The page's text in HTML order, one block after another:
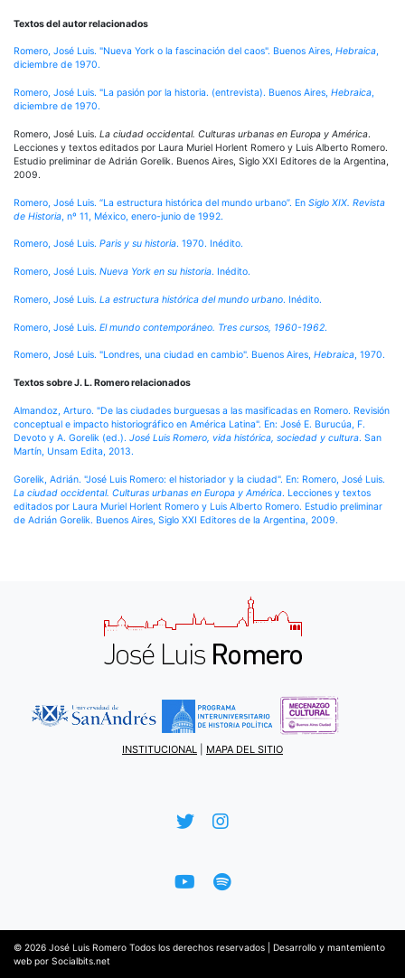
Textos del autor relacionados
Romero, José Luis. "Nueva York o la fascinación del caos". Buenos Aires, Hebraica,
diciembre de 1970.
Romero, José Luis. "La pasión por la historia. (entrevista). Buenos Aires, Hebraica,
diciembre de 1970.
Romero, José Luis. La ciudad occidental. Culturas urbanas en Europa y América.
Lecciones y textos editados por Laura Muriel Horlent Romero y Luis Alberto Romero.
Estudio preliminar de Adrián Gorelik. Buenos Aires, Siglo XXI Editores de la Argentina,
2009.
Romero, José Luis. “La estructura histórica del mundo urbano”. En Siglo XIX. Revista
de Historia , nº 11, México, enero-junio de 1992.
Romero, José Luis. Paris y su historia. 1970. Inédito.
Romero, José Luis. Nueva York en su historia. Inédito.
Romero, José Luis. La estructura histórica del mundo urbano. Inédito.
Romero, José Luis. El mundo contemporáneo. Tres cursos, 1960-1962.
Romero, José Luis. "Londres, una ciudad en cambio". Buenos Aires, Hebraica, 1970.
Textos sobre J. L. Romero relacionados
Almandoz, Arturo. "De las ciudades burguesas a las masificadas en Romero. Revisión
conceptual e impacto historiográfico en América Latina". En: José E. Burucúa, F.
Devoto y A. Gorelik (ed.). José Luis Romero, vida histórica, sociedad y cultura. San
Martín, Unsam Edita, 2013.
Gorelik, Adrián. "José Luis Romero: el historiador y la ciudad". En: Romero, José Luis.
La ciudad occidental. Culturas urbanas en Europa y América. Lecciones y textos
editados por Laura Muriel Horlent Romero y Luis Alberto Romero. Estudio preliminar
de Adrián Gorelik. Buenos Aires, Siglo XXI Editores de la Argentina, 2009.
INSTITUCIONAL MAPA DEL SITIO
© 2026 José Luis Romero Todos los derechos reservados | Desarrollo y mantemiento
web por Socialbits.net